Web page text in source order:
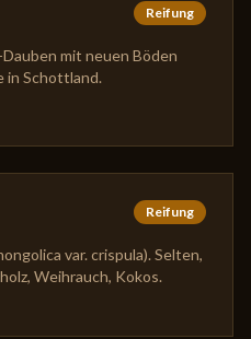
Reifung
mit neuen Böden
in Schottland.
Reifung
var. crispula). Selten,
Weihrauch, Kokos.